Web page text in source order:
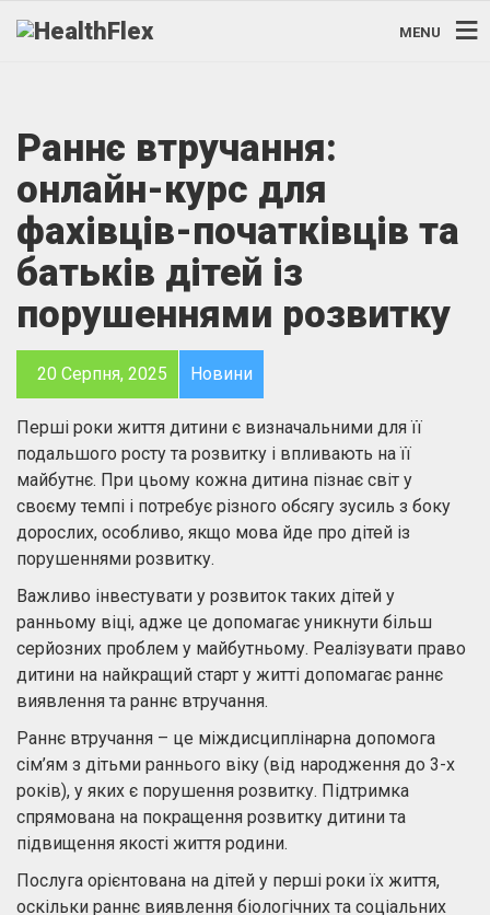
MENU
Раннє втручання:
онлайн-курс для
фахівців-початківців та
батьків дітей із
порушеннями розвитку
20 Серпня, 2025 Новини
Перші роки життя дитини є визначальними для її
подальшого росту та розвитку і впливають на її
майбутнє. При цьому кожна дитина пізнає світ у
своєму темпі і потребує різного обсягу зусиль з боку
дорослих, особливо, якщо мова йде про дітей із
порушеннями розвитку.
Важливо інвестувати у розвиток таких дітей у
ранньому віці, адже це допомагає уникнути більш
серйозних проблем у майбутньому. Реалізувати право
дитини на найкращий старт у житті допомагає раннє
виявлення та раннє втручання.
Раннє втручання – це міждисциплінарна допомога
сім’ям з дітьми раннього віку (від народження до 3-х
років), у яких є порушення розвитку. Підтримка
спрямована на покращення розвитку дитини та
підвищення якості життя родини.
Послуга орієнтована на дітей у перші роки їх життя,
оскільки раннє виявлення біологічних та соціальних